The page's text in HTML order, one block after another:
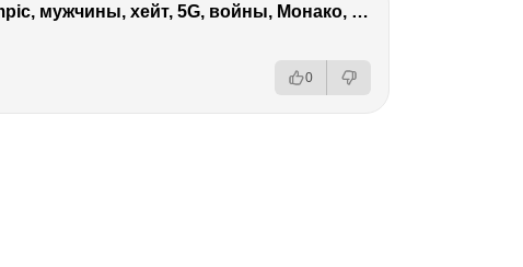
Виктория Боня – Эверест, P.Diddy, Ozempic, мужчины, хейт, 5G, войны, Монако, ДОМ-2, Трамп, Собчак
0